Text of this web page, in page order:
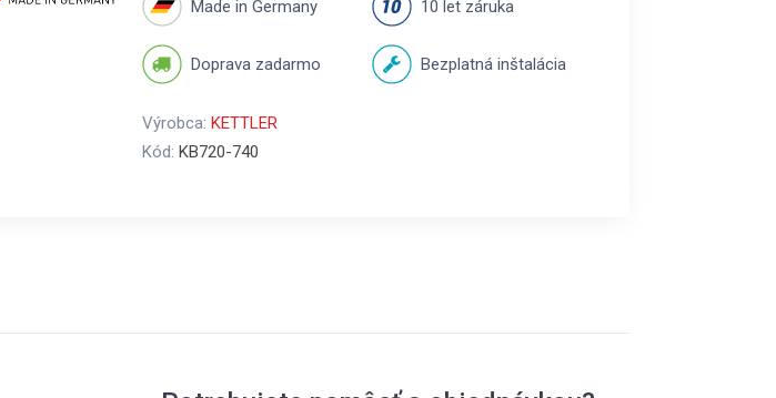
Made in Germany 10 let záruka
Doprava zadarmo Bezplatná inštalácia
Výrobca: KETTLER
Kód: KB720-740